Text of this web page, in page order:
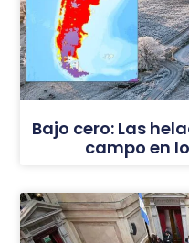
Bajo cero: Las
campo en